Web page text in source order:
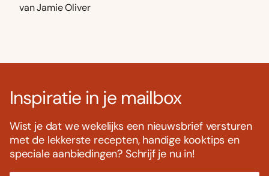
van Jamie Oliver
Inspiratie in je mailbox
Wist je dat we wekelijks een nieuwsbrief versturen
met de lekkerste recepten, handige kooktips en
speciale aanbiedingen? Schrijf je nu in!